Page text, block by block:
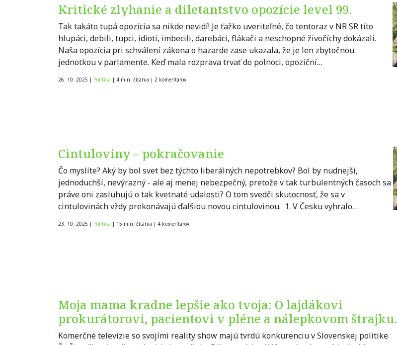
Kritické zlyhanie a diletantstvo opozície level 99.
Tak takáto tupá opozícia sa nikde nevidí! Je ťažko uveriteľné, čo tentoraz v NR SR títo
hlupáci, debili, tupci, idioti, imbecili, darebáci, flákači a neschopné živočíchy dokázali.
Naša opozícia pri schválení zákona o hazarde zase ukazala, že je len zbytočnou
jednotkou v parlamente. Keď mala rozprava trvať do polnoci, opoziční…
26. 10. 2025 | Politika | 4 min. čítania | 2 komentárov
Cintuloviny – pokračovanie
Čo myslíte? Aký by bol svet bez týchto liberálných nepotrebkov? Bol by nudnejší,
jednoduchší, nevýrazný - ale aj menej nebezpečný, pretože v tak turbulentných časoch sa
práve oni zasluhujú o tak kvetnaté udalosti? O tom svedči skutocnosť, že sa v
cintulovinách vždy prekonávajú ďalšiou novou cintulovinou. 1. V Česku vyhralo…
23. 10. 2025 | Politika | 15 min. čítania | 4 komentárov
Moja mama kradne lepšie ako tvoja: O lajdákovi
prokurátorovi, pacientovi v pléne a nálepkovom štrajku.
Komerčné televízie so svojími reality show majú tvrdú konkurenciu v Slovenskej politike.